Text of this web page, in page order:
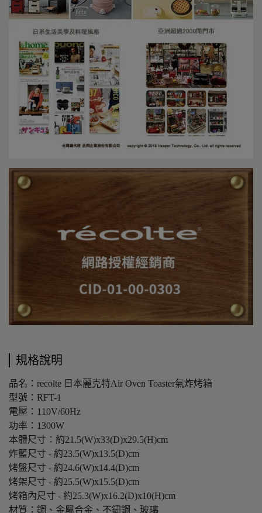
規格說明
品名：recolte 日本麗克特Air Oven Toaster氣炸烤箱
型號：RFT-1
電壓：110V/60Hz
功率：1300W
本體尺寸：約21.5(W)x33(D)x29.5(H)cm
炸籃尺寸 - 約23.5(W)x13.5(D)cm
烤盤尺寸 - 約24.6(W)x14.4(D)cm
烤架尺寸 - 約25.5(W)x15.5(D)cm
烤箱內尺寸 - 約25.3(W)x16.2(D)x10(H)cm
材質：鋼、金屬合金、不鏽鋼、玻璃